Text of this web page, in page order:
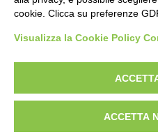
cookie. Clicca su preferenze
Visualizza la Cookie Policy
ACCETTA